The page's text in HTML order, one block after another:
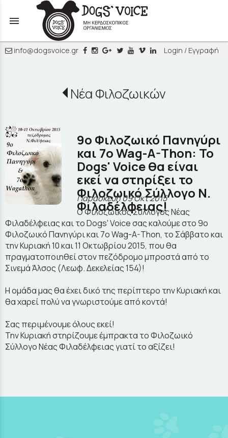
menu
info@dogsvoice.gr Login / Εγγραφή
Νέα Φιλοζωικών
9ο Φιλοζωικό Πανηγύρι
και 7ο Wag-A-Thon: To
Dogs' Voice θα είναι
εκεί να στηρίξει το
Φιλοζωικό Σύλλογο Ν.
Φιλαδέλφειας!
Παρασκευή 09 Οκτ 2015
O Φιλοζωικός Σύλλογος Νέας
Φιλαδέλφειας και το Dogs' Voice σας καλούμε στο 9ο
Φιλοζωικό Πανηγύρι και 7ο Wag-A-Thon, το Σάββατο και
την Κυριακή 10 και 11 Οκτωβρίου 2015, που θα
πραγματοποιηθεί στον πεζόδρομο μπροστά από το
Σινεμά Άλσος (Λεωφ. Δεκελείας 154)!
Η ομάδα μας θα έχει δικό της περίπτερο την Κυριακή και
θα χαρεί πολύ να γνωριστούμε από κοντά!
Σας περιμένουμε όλους εκεί!
Την Κυριακή στηρίζουμε έμπρακτα το Φιλοζωικό
Σύλλογο Νέας Φιλαδέλφειας γιατί το αξίζει!